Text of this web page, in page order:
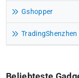
Gshopper
TradingShenzhen